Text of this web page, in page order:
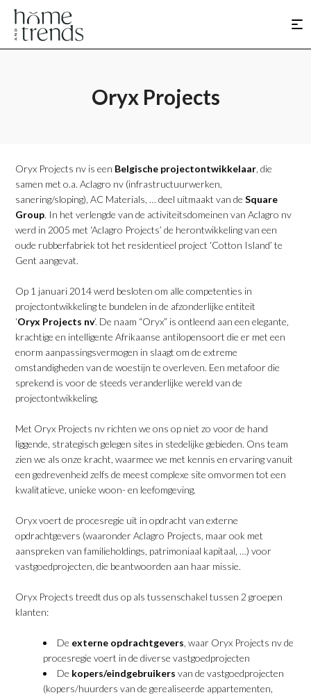
Oryx Projects
Oryx Projects nv is een Belgische projectontwikkelaar, die
samen met o.a. Aclagro nv (infrastructuurwerken,
sanering/sloping), AC Materials, … deel uitmaakt van deSquare
Group. In het verlengde van de activiteitsdomeinen van Aclagro nv
werd in 2005 met ‘Aclagro Projects’ de herontwikkeling van een
oude rubberfabriek tot het residentieel project ‘Cotton Island’ te
Gent aangevat.
Op 1 januari 2014 werd besloten om alle competenties in
projectontwikkeling te bundelen in de afzonderlijke entiteit
‘Oryx Projects nv’. De naam “Oryx” is ontleend aan een elegante,
krachtige en intelligente Afrikaanse antilopensoort die er met een
enorm aanpassingsvermogen in slaagt om de extreme
omstandigheden van de woestijn te overleven. Een metafoor die
sprekend is voor de steeds veranderlijke wereld van de
projectontwikkeling.
Met Oryx Projects nv richten we ons op niet zo voor de hand
liggende, strategisch gelegen sites in stedelijke gebieden. Ons team
zien we als onze kracht, waarmee we met kennis en ervaring vanuit
een gedrevenheid zelfs de meest complexe site omvormen tot een
kwalitatieve, unieke woon- en leefomgeving.
Oryx voert de procesregie uit in opdracht van externe
opdrachtgevers (waaronder Aclagro Projects, maar ook met
aanspreken van familieholdings, patrimoniaal kapitaal, …) voor
vastgoedprojecten, die beantwoorden aan haar missie.
Oryx Projects treedt dus op als tussenschakel tussen 2 groepen
klanten:
De externe opdrachtgevers, waar Oryx Projects nv de
procesregie voert in de diverse vastgoedprojecten
De kopers/eindgebruikers van de vastgoedprojecten
(kopers/huurders van de gerealiseerde appartementen,